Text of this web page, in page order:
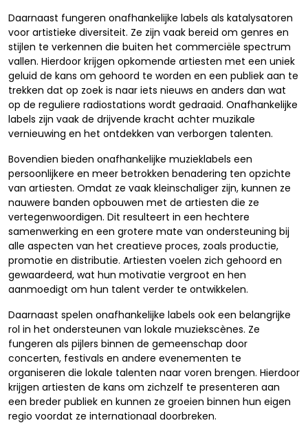
Daarnaast fungeren onafhankelijke labels als katalysatoren
voor artistieke diversiteit. Ze zijn vaak bereid om genres en
stijlen te verkennen die buiten het commerciële spectrum
vallen. Hierdoor krijgen opkomende artiesten met een uniek
geluid de kans om gehoord te worden en een publiek aan te
trekken dat op zoek is naar iets nieuws en anders dan wat
op de reguliere radiostations wordt gedraaid. Onafhankelijke
labels zijn vaak de drijvende kracht achter muzikale
vernieuwing en het ontdekken van verborgen talenten.
Bovendien bieden onafhankelijke muzieklabels een
persoonlijkere en meer betrokken benadering ten opzichte
van artiesten. Omdat ze vaak kleinschaliger zijn, kunnen ze
nauwere banden opbouwen met de artiesten die ze
vertegenwoordigen. Dit resulteert in een hechtere
samenwerking en een grotere mate van ondersteuning bij
alle aspecten van het creatieve proces, zoals productie,
promotie en distributie. Artiesten voelen zich gehoord en
gewaardeerd, wat hun motivatie vergroot en hen
aanmoedigt om hun talent verder te ontwikkelen.
Daarnaast spelen onafhankelijke labels ook een belangrijke
rol in het ondersteunen van lokale muziekscènes. Ze
fungeren als pijlers binnen de gemeenschap door
concerten, festivals en andere evenementen te
organiseren die lokale talenten naar voren brengen. Hierdoor
krijgen artiesten de kans om zichzelf te presenteren aan
een breder publiek en kunnen ze groeien binnen hun eigen
regio voordat ze internationaal doorbreken.